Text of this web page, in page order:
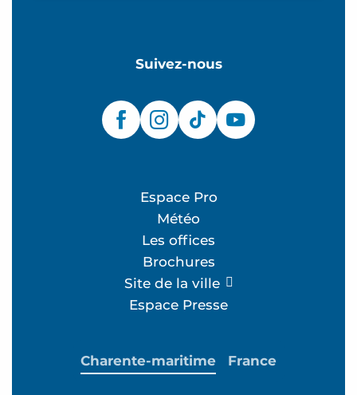
Suivez-nous
Espace Pro
Météo
Les offices
Brochures
Site de la ville
Espace Presse
Charente-maritime France